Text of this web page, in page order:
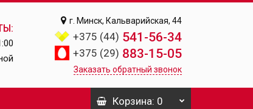
г. Минск, Кальварийская, 44
+375 (44) 541-56-34
+375 (29) 883-15-05
Заказать обратный звонок
Корзина: 0